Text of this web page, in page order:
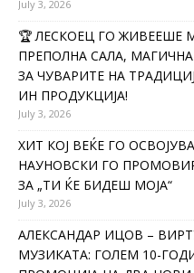
July 3, 2026
🏆 ЛЕСКОЕЦ ГО ЖИВЕЕШЕ
ПРЕПОЛНА САЛА,
ЗА ЧУВАРИТЕ НА
ИН ПРОДУКЦИЈА!
July 3, 2026
ХИТ КОЈ ВЕЌЕ ГО
НАУНОВСКИ ГО
ЗА „ТИ ЌЕ БИДЕШ МОЈА“
July 3, 2026
АЛЕКСАНДАР ИЦОВ –
МУЗИКАТА: ГОЛЕМ 10-